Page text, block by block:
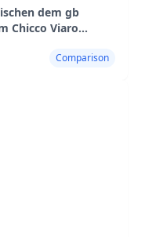
dem gb
Chicco Viaro
in der PraxisComparison